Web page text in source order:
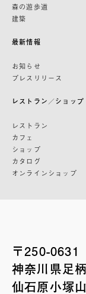
森の遊歩道
建築
最新情報
お知らせ
プレスリリース
レストラン／ショップ
レストラン
カフェ
ショップ
カタログ
オンラインショップ
〒250-0631
神奈川県足
仙石原小塚